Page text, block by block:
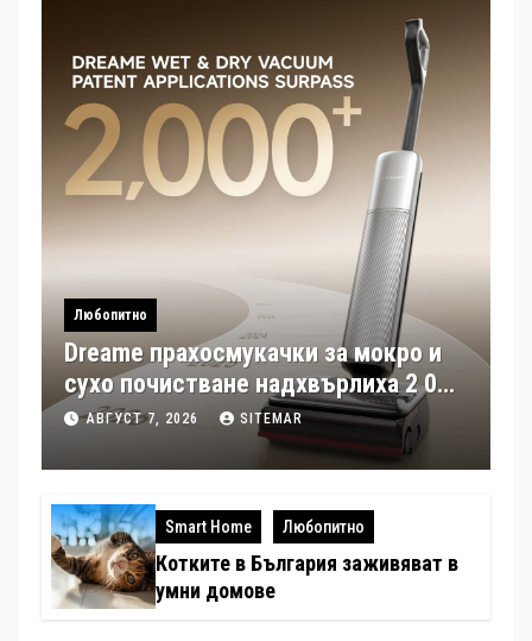
Любопитно
Dreame прахосмукачки за мокро и
сухо почистване надхвърлиха 2 000
патентни заявки в световен мащаб
АВГУСТ 7, 2026 SITEMAR
Smart Home Любопитно
Котките в България заживяват в
умни домове